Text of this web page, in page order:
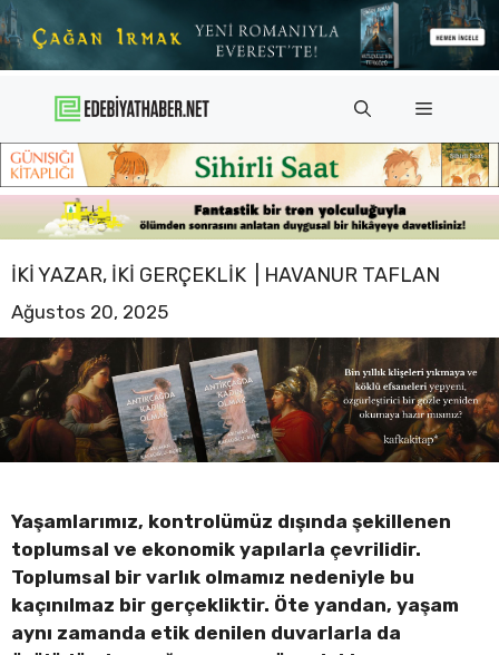
İçeriğe
atla
Menü
İKI YAZAR, IKI GERÇEKLIK | HAVANUR TAFLAN
Ağustos 20, 2025
Yaşamlarımız, kontrolümüz dışında şekillenen
toplumsal ve ekonomik yapılarla çevrilidir.
Toplumsal bir varlık olmamız nedeniyle bu
kaçınılmaz bir gerçekliktir. Öte yandan, yaşam
aynı zamanda etik denilen duvarlarla da